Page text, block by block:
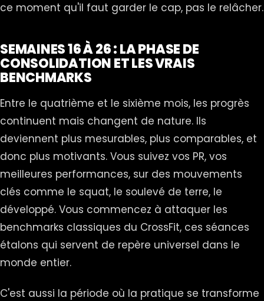
ce moment qu'il faut garder le cap, pas le relâcher.
SEMAINES 16 À 26 : LA PHASE DE
CONSOLIDATION ET LES VRAIS
BENCHMARKS
Entre le quatrième et le sixième mois, les progrès
continuent mais changent de nature. Ils
deviennent plus mesurables, plus comparables, et
donc plus motivants. Vous suivez vos PR, vos
meilleures performances, sur des mouvements
clés comme le squat, le soulevé de terre, le
développé. Vous commencez à attaquer les
benchmarks classiques du CrossFit, ces séances
étalons qui servent de repère universel dans le
monde entier.
C'est aussi la période où la pratique se transforme